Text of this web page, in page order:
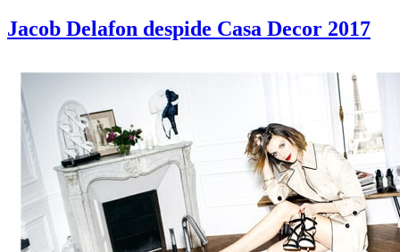
Jacob Delafon despide Casa Decor 2017